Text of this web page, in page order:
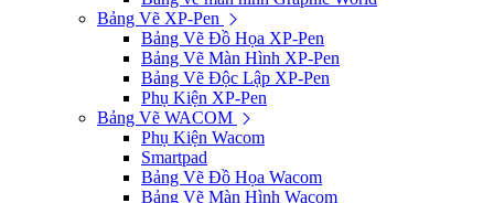
Bảng Vẽ XP-Pen
Bảng Vẽ Đồ Họa XP-Pen
Bảng Vẽ Màn Hình XP-Pen
Bảng Vẽ Độc Lập XP-Pen
Phụ Kiện XP-Pen
Bảng Vẽ WACOM
Phụ Kiện Wacom
Smartpad
Bảng Vẽ Đồ Họa Wacom
Bảng Vẽ Màn Hình Wacom